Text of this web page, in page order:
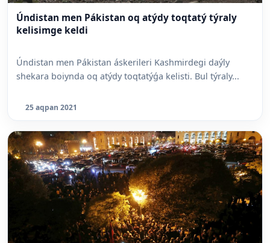
Úndistan men Pákistan oq atýdy toqtatý týraly
kelisimge keldi
Úndistan men Pákistan áskerileri Kashmirdegi daýly
shekara boiynda oq atýdy toqtatýǵa kelisti. Bul týraly...
25 aqpan 2021